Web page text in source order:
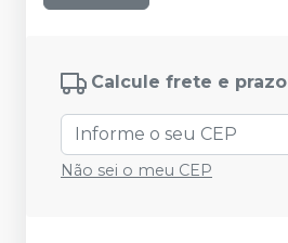
Calcule frete e prazo
Não sei o meu CEP